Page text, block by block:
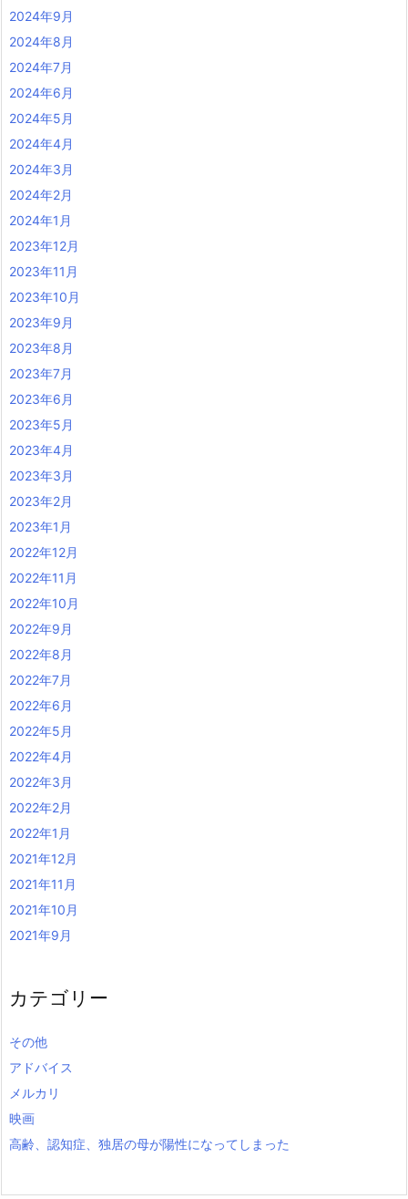
2024年9月
2024年8月
2024年7月
2024年6月
2024年5月
2024年4月
2024年3月
2024年2月
2024年1月
2023年12月
2023年11月
2023年10月
2023年9月
2023年8月
2023年7月
2023年6月
2023年5月
2023年4月
2023年3月
2023年2月
2023年1月
2022年12月
2022年11月
2022年10月
2022年9月
2022年8月
2022年7月
2022年6月
2022年5月
2022年4月
2022年3月
2022年2月
2022年1月
2021年12月
2021年11月
2021年10月
2021年9月
カテゴリー
その他
アドバイス
メルカリ
映画
高齢、認知症、独居の母が陽性になってしまった